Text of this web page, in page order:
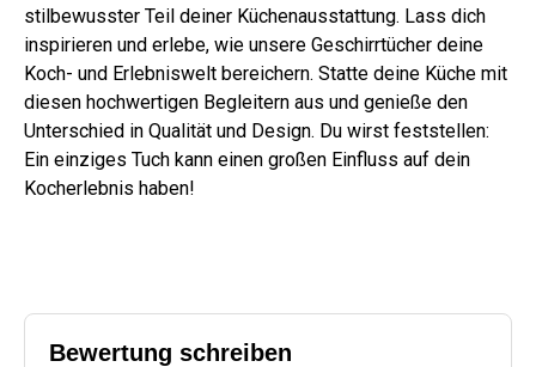
stilbewusster Teil deiner Küchenausstattung. Lass dich
inspirieren und erlebe, wie unsere Geschirrtücher deine
Koch- und Erlebniswelt bereichern. Statte deine Küche mit
diesen hochwertigen Begleitern aus und genieße den
Unterschied in Qualität und Design. Du wirst feststellen:
Ein einziges Tuch kann einen großen Einfluss auf dein
Kocherlebnis haben!
Bewertung schreiben